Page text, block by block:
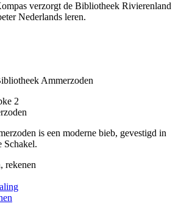
verzorgt de Bibliotheek Rivierenland
Nederlands leren.
Ammerzoden
2
is een moderne bieb, gevestigd in
Schakel.
rekenen